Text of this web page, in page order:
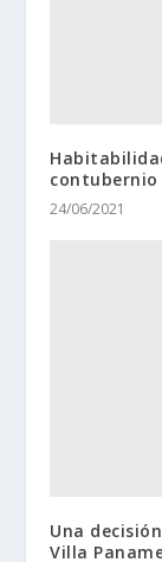
24/06/2021
Una
Villa